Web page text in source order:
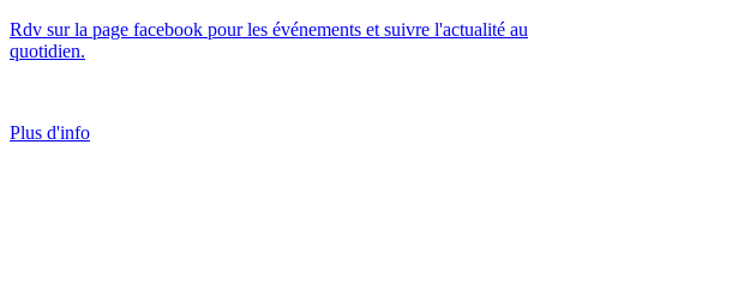
Rdv sur la page facebook pour les événements et suivre l'actualité au
quotidien.
Plus d'info